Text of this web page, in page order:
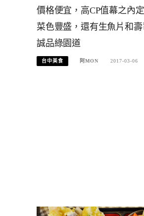
價格便宜，高CP值幕之內
菜色豐盛，還有生魚片和
誠品綠園道
台中美食 阿MON 2017-03-06